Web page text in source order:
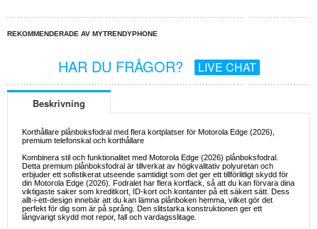
REKOMMENDERADE AV MYTRENDYPHONE
HAR DU FRÅGOR? LIVE CHAT
Beskrivning
Korthållare plånboksfodral med flera kortplatser för Motorola Edge (2026),
premium telefonskal och korthållare
Kombinera stil och funktionalitet med Motorola Edge (2026) plånboksfodral.
Detta premium plånboksfodral är tillverkat av högkvalitativ polyuretan och
erbjuder ett sofistikerat utseende samtidigt som det ger ett tillförlitligt skydd för
din Motorola Edge (2026). Fodralet har flera kortfack, så att du kan förvara dina
viktigaste saker som kreditkort, ID-kort och kontanter på ett säkert sätt. Dess
allt-i-ett-design innebär att du kan lämna plånboken hemma, vilket gör det
perfekt för dig som är på språng. Den slitstarka konstruktionen ger ett
långvarigt skydd mot repor, fall och vardagsslitage.